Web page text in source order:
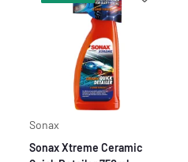
Sonax
Sonax Xtreme Ceramic